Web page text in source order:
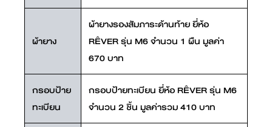
ผ้ายาง
ผ้ายางรองสัมภาระด้านท้าย ยี่ห้อ
RÊVER รุ่น M6 จำนวน 1 ผืน มูลค่า
670 บาท
กรอบป้าย
ทะเบียน
กรอบป้ายทะเบียน ยี่ห้อ RÊVER รุ่น M6
จำนวน 2 ชิ้น มูลค่ารวม 410 บาท